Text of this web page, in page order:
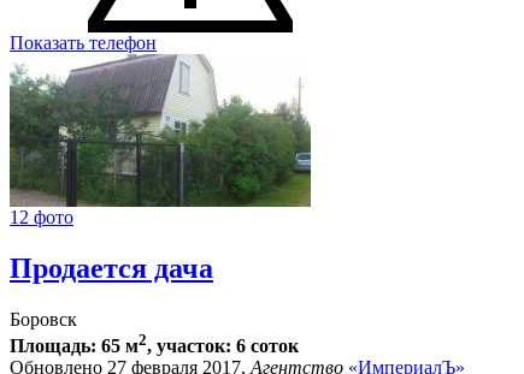
Показать телефон
12 фото
Продается дача
Боровск
Площадь: 65 м2, участок: 6 соток
Обновлено 27 февраля 2017, Агентство «ИмпериалЪ»